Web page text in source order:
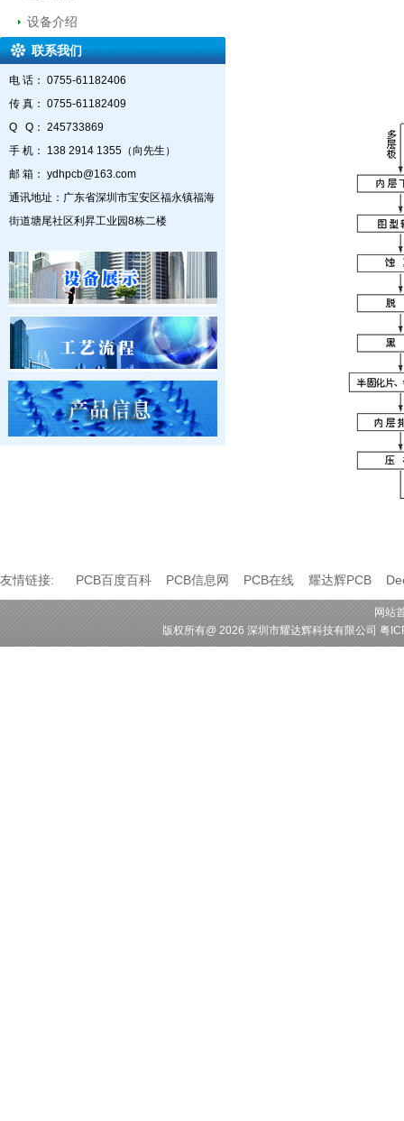
设备介绍
联系我们
电 话： 0755-61182406
传 真： 0755-61182409
Q Q： 245733869
手 机： 138 2914 1355（向先生）
邮 箱： ydhpcb@163.com
通讯地址：广东省深圳市宝安区福永镇福海
街道塘尾社区利昇工业园8栋二楼
友情链接: PCB百度百科 PCB信息网 PCB在线 耀达辉PCB
网站
版权所有@ 2026 深圳市耀达辉科技有限公司 粤